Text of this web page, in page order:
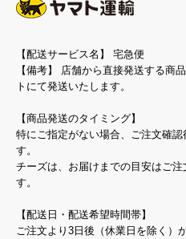
【配送サービス名】 宅急便
【備考】 店舗から直接発送する商
トにて発送いたします。
【商品発送のタイミング】
特にご指定がない場合、ご注文確
す。
チーズは、お届けまでの目安はご
す。
【配送日・配送希望時間帯】
ご注文より3日後（休業日を除く）